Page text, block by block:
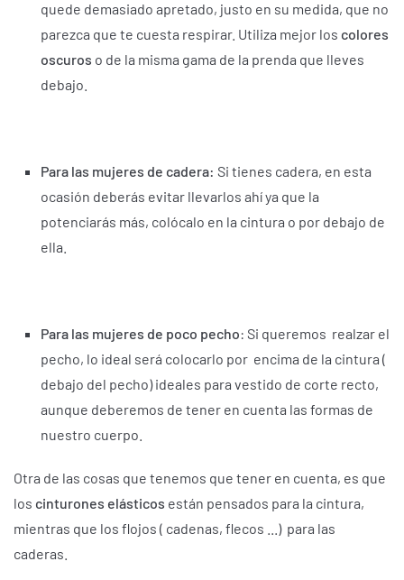
quede demasiado apretado, justo en su medida, que no
parezca que te cuesta respirar. Utiliza mejor los colores
oscuros o de la misma gama de la prenda que lleves
debajo.
Para las mujeres de cadera: Si tienes cadera, en esta
ocasión deberás evitar llevarlos ahí ya que la
potenciarás más, colócalo en la cintura o por debajo de
ella.
Para las mujeres de poco pecho: Si queremos realzar el
pecho, lo ideal será colocarlo por encima de la cintura (
debajo del pecho) ideales para vestido de corte recto,
aunque deberemos de tener en cuenta las formas de
nuestro cuerpo.
Otra de las cosas que tenemos que tener en cuenta, es que
los cinturones elásticos están pensados para la cintura,
mientras que los flojos ( cadenas, flecos ...) para las
caderas.